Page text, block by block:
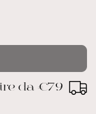
da €79